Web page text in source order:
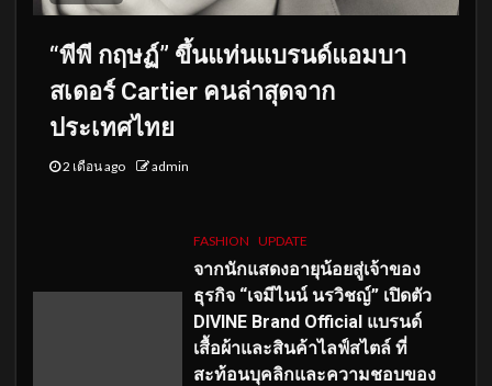
“พีพี กฤษฏ์” ขึ้นแท่นแบรนด์แอมบา
สเดอร์ Cartier คนล่าสุดจาก
ประเทศไทย
2 เดือน ago admin
FASHION UPDATE
จากนักแสดงอายุน้อยสู่เจ้าของ
ธุรกิจ “เจมีไนน์ นรวิชญ์” เปิดตัว
DIVINE Brand Official แบรนด์
เสื้อผ้าและสินค้าไลฟ์สไตล์ ที่
สะท้อนบุคลิกและความชอบของ